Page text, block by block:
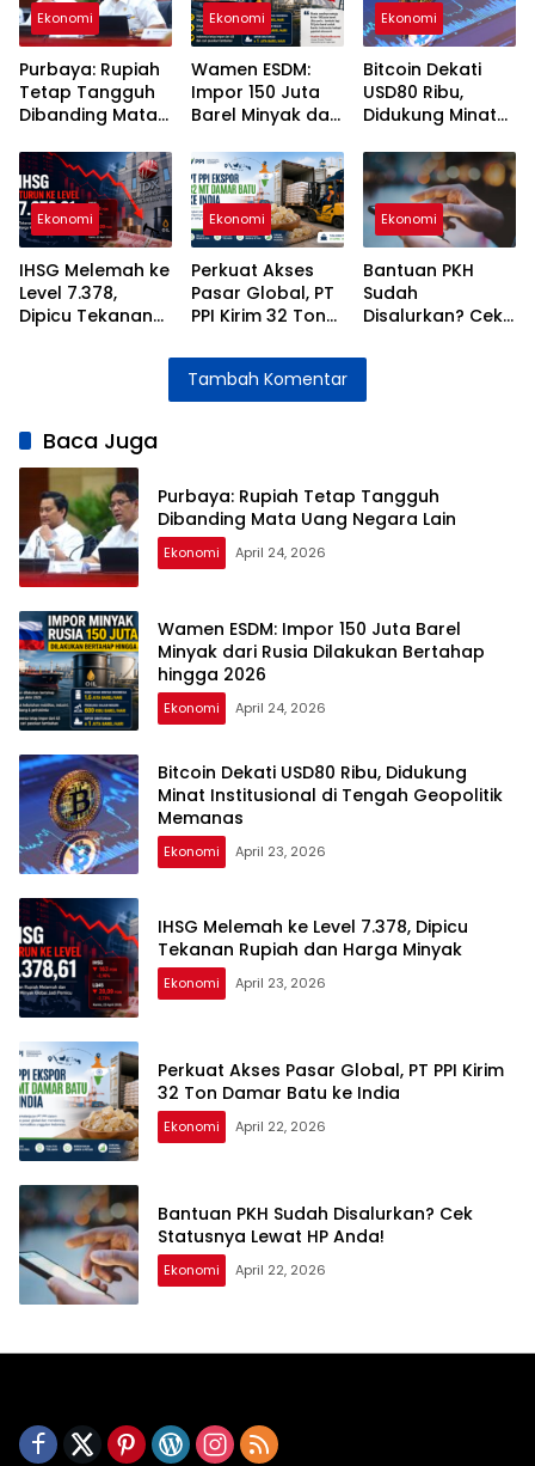
Ekonomi
Purbaya: Rupiah
Tetap Tangguh
Dibanding Mata
Lain
Ekonomi
Wamen ESDM:
Impor 150 Juta
Barel Minyak dari
Bertahap hingga
2026
Ekonomi
Bitcoin Dekati
USD80 Ribu,
Didukung Minat
Tengah
Geopolitik
Memanas
Ekonomi
IHSG Melemah ke
Level 7.378,
Dipicu Tekanan
Ekonomi
Perkuat Akses
Pasar Global, PT
PPI Kirim 32 Ton
India
Ekonomi
Bantuan PKH
Sudah
Disalurkan? Cek
HP Anda!
Tambah Komentar
Baca Juga
Purbaya: Rupiah Tetap Tangguh
Dibanding Mata Uang Negara Lain
Ekonomi April 24, 2026
Wamen ESDM: Impor 150 Juta Barel
Minyak dari Rusia Dilakukan Bertahap
hingga 2026
Ekonomi April 24, 2026
Bitcoin Dekati USD80 Ribu, Didukung
Minat Institusional di Tengah Geopolitik
Memanas
Ekonomi April 23, 2026
IHSG Melemah ke Level 7.378, Dipicu
Tekanan Rupiah dan Harga Minyak
Ekonomi April 23, 2026
Perkuat Akses Pasar Global, PT PPI Kirim
32 Ton Damar Batu ke India
Ekonomi April 22, 2026
Bantuan PKH Sudah Disalurkan? Cek
Statusnya Lewat HP Anda!
Ekonomi April 22, 2026